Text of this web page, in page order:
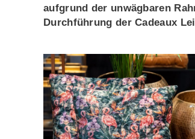
aufgrund der unwägbaren
Durchführung der Cadeaux